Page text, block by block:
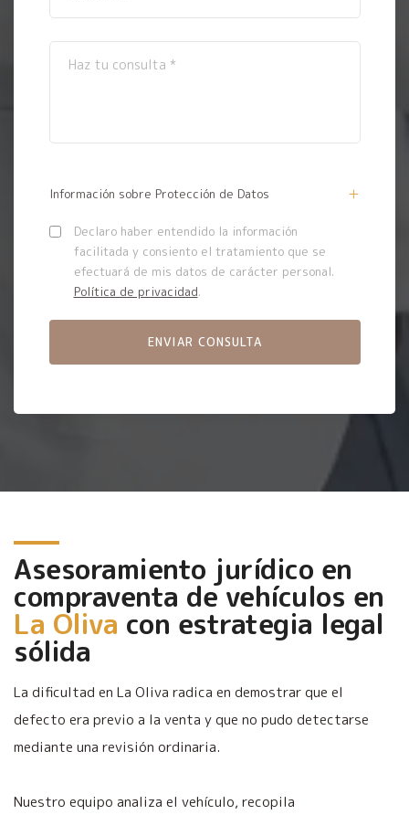
Información sobre Protección de Datos
Declaro haber entendido la información
facilitada y consiento el tratamiento que se
efectuará de mis datos de carácter personal.
Política de privacidad.
Asesoramiento jurídico en
compraventa de vehículos en
La Oliva con estrategia legal
sólida
La dificultad en La Oliva radica en demostrar que el
defecto era previo a la venta y que no pudo detectarse
mediante una revisión ordinaria.
Nuestro equipo analiza el vehículo, recopila